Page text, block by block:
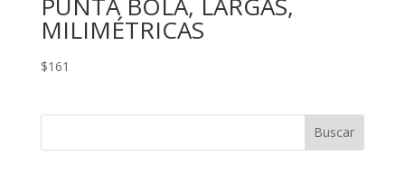
PUNTA BOLA, LARGAS,
MILIMÉTRICAS
$161